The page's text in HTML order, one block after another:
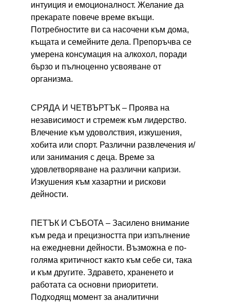
интуиция и емоционалност. Желание да
прекарате повече време вкъщи.
Потребностите ви са насочени към дома,
къщата и семейните дела. Препоръчва се
умерена консумация на алкохол, поради
бързо и пълноценно усвояване от
организма.
СРЯДА И ЧЕТВЪРТЪК – Проява на
независимост и стремеж към лидерство.
Влечение към удоволствия, изкушения,
хобита или спорт. Различни развлечения и/
или занимания с деца. Време за
удовлетворяване на различни капризи.
Изкушения към хазартни и рискови
дейности.
ПЕТЪК И СЪБОТА – Засилено внимание
към реда и прецизността при изпълнение
на ежедневни дейности. Възможна е по-
голяма критичност както към себе си, така
и към другите. Здравето, храненето и
работата са основни приоритети.
Подходящ момент за аналитични